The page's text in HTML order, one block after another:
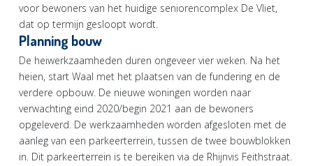
voor bewoners van het huidige seniorencomplex De Vliet,
dat op termijn gesloopt wordt.
Planning bouw
De heiwerkzaamheden duren ongeveer vier weken. Na het
heien, start Waal met het plaatsen van de fundering en de
verdere opbouw. De nieuwe woningen worden naar
verwachting eind 2020/begin 2021 aan de bewoners
opgeleverd. De werkzaamheden worden afgesloten met de
aanleg van een parkeerterrein, tussen de twee bouwblokken
in. Dit parkeerterrein is te bereiken via de Rhijnvis Feithstraat.